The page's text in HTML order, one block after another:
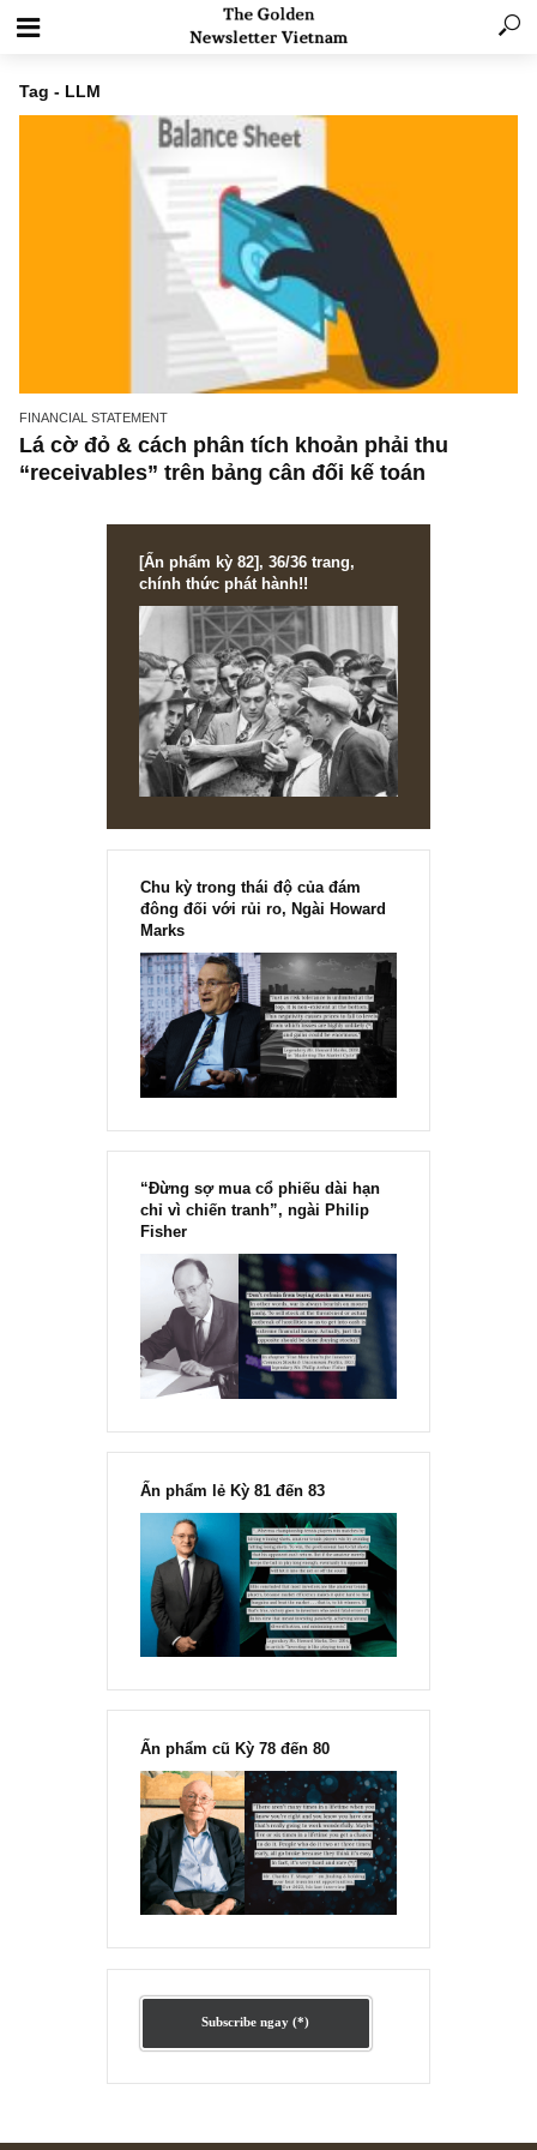
Tag - LLM
FINANCIAL STATEMENT
“receivables” trên bảng cân đối kế toán
[Ấn phẩm kỳ 82], 36/36 trang,
chính thức phát hành!!
Chu kỳ trong thái độ của đám
đông đối với rủi ro, Ngài Howard
Marks
“Đừng sợ mua cổ phiếu dài hạn
chỉ vì chiến tranh”, ngài Philip
Fisher
Ấn phẩm lẻ Kỳ 81 đến 83
Ấn phẩm cũ Kỳ 78 đến 80